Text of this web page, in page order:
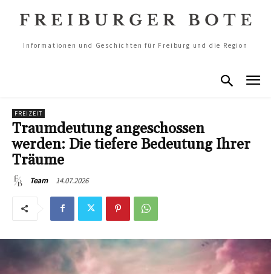
Informationen und Geschichten für Freiburg und die Region
FREIZEIT
Traumdeutung angeschossen
werden: Die tiefere Bedeutung Ihrer
Träume
Team 14.07.2026